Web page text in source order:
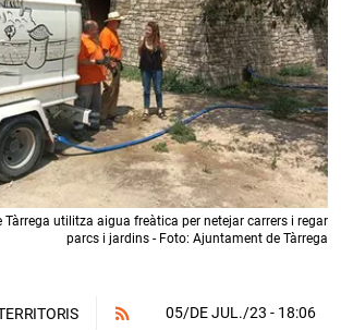
Tàrrega utilitza aigua freàtica per netejar carrers i regar
parcs i jardins - Foto: Ajuntament de Tàrrega
05/DE JUL./23 - 18:06